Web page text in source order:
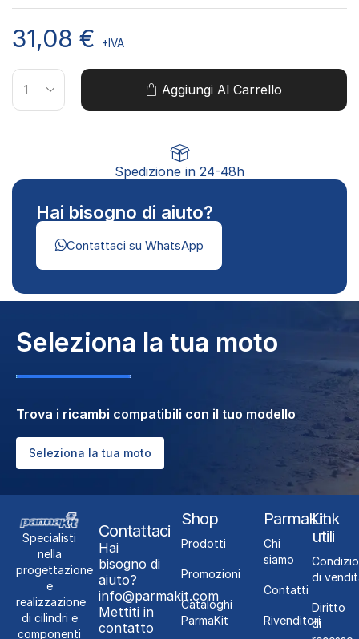
Bws 50 Ngeuro 2, YAMAHA Bws 50 Zuma,
YAMAHA SPY 50, MBK - MOBILETTE Stunt 50
ITALJET YANKEE 50 2T
31,08 € +IVA
Aggiungi Al Carrello
Spedizione in 24-48h
Hai bisogno di aiuto?
Contattaci su WhatsApp
Seleziona la tua moto
Trova i ricambi compatibili con il tuo modello
Seleziona la tua moto
Specialisti
nella
progettazione
e
realizzazione
di cilindri e
componenti
Contattaci
Hai
bisogno di
aiuto?
info@parmakit.com
Mettiti in
contatto
Shop
Prodotti
Promozioni
Cataloghi
ParmaKit
ParmaKit
Chi
siamo
Contatti
Rivenditori
Link
utili
di
Diritto
di